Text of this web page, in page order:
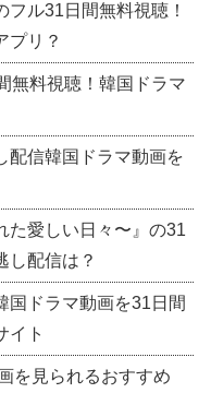
フル31日間無料視聴！
プリ？
無料視聴！韓国ドラマ
配信韓国ドラマ動画を
た愛しい日々〜』の31
し配信は？
国ドラマ動画を31日間
イト
を見られるおすすめ